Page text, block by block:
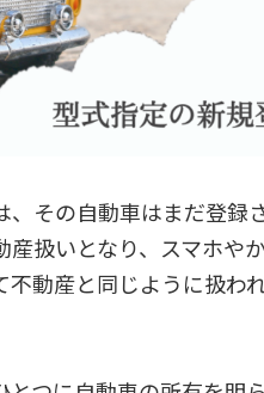
その自動車はまだ登録
扱いとなり、スマホや
動産と同じように扱わ